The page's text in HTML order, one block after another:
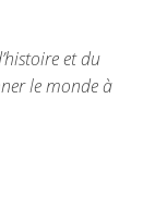
et du
le monde à